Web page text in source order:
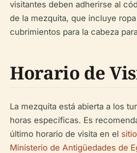
visitantes deben adherirse al
de la mezquita, que incluye
cubrimientos para la cabeza
Horario de
La mezquita está abierta a los
horas específicas. Es
último horario de visita en el
Ministerio de Antigüedades de